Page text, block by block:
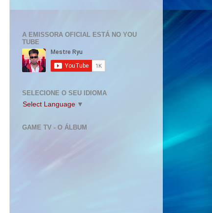
A EMISSORA OFICIAL ESTÁ NO YOU
TUBE
SELECIONE O SEU IDIOMA
Select Language ▼
GAME TV - O ÁLBUM